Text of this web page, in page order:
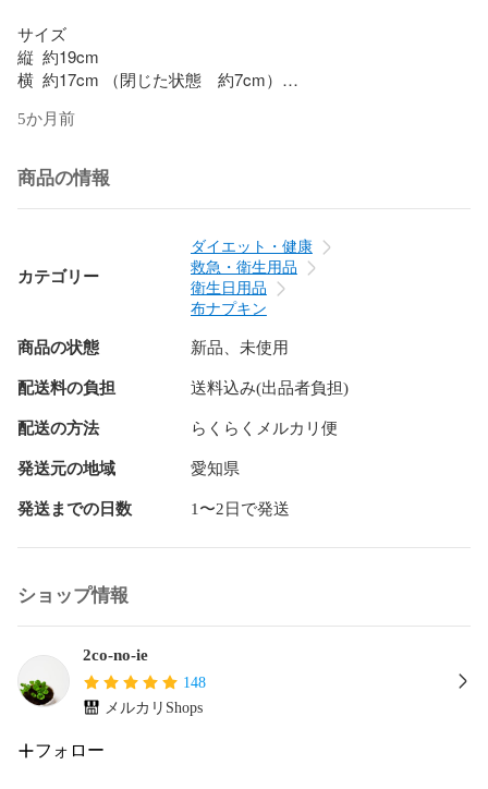
サイズ
縦  約19cm
横  約17cm （閉じた状態　約7cm）
生地にみられる黒や茶色っぽいつぶつぶは無漂白の生地の特
布ライナー19cmと同じサイズのため、区別するためにスタン
プタグを付けております。
（タグはランダムです）
翌日発送を心がけていますが万が一遅れる場合はご連絡させ
ハンドメイド品；以下の点に注意して作製しています。
✳︎  洗濯時の縮みを少なくするためネル生地とダブルガーゼは
水通ししてあります。
✳︎  縫い目のゴワつきを抑えるため余分な縫い代はカットして
よろしくお願いします♪♪♪
ーーーーーーーーーーーーーーーーーーーー
nicoco布ナプキン
布ナプキン
布ライナー
温活
5か月前
商品の情報
カテゴリー
ダイエット・健康
救急・衛生用品
衛生日用品
布ナプキン
商品の状態 新品、未使用
配送料の負担 送料込み(出品者負担)
配送の方法 らくらくメルカリ便
発送元の地域 愛知県
発送までの日数 1〜2日で発送
ショップ情報
2co-no-ie
148
メルカリShops
フォロー